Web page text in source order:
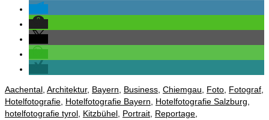
Aachental Architektur, Bayern Business Chiemgau Foto Fotograf
Hotelfotografie Hotelfotografie Bayern Hotelfotografie Salzburg
hotelfotografie tyrol Kitzbühel Portrait Reportage